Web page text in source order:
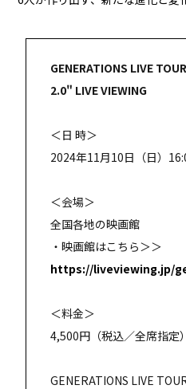
GENERATIONS LIVE
2.0" LIVE VIEWING
＜日 時＞
2024年11月10日（日）
＜会場＞
全国各地の映画館
・映画館はこちら＞＞
https://liveviewing.jp/
＜料金＞
4,500円（税込／全席指定）
GENERATIONS LIVE